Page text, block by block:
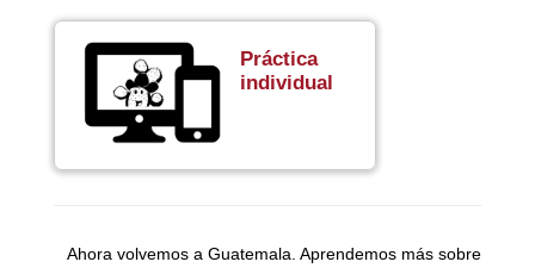
Práctica
individual
Ahora volvemos a Guatemala. Aprendemos más sobre